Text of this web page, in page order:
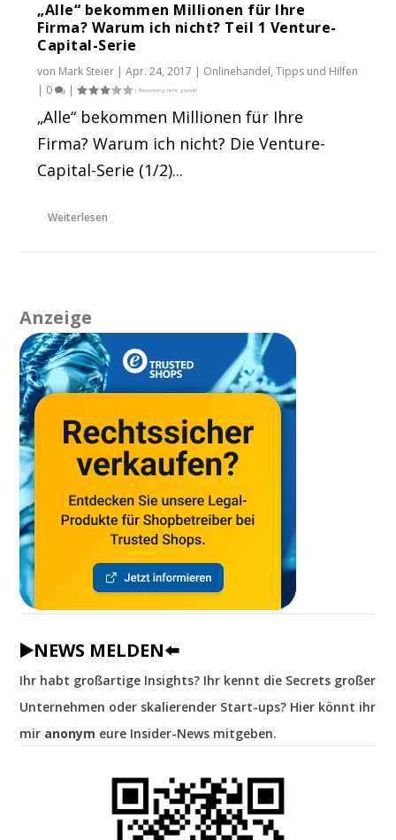
„Alle“ bekommen Millionen für Ihre
Firma? Warum ich nicht? Teil 1 Venture-
Capital-Serie
von Mark Steier |Apr. 24, 2017 | Onlinehandel,Tipps und Hilfen
| 0 |
„Alle“ bekommen Millionen für Ihre
Firma? Warum ich nicht? Die Venture-
Capital-Serie (1/2)...
Weiterlesen
Anzeige
▶️NEWS MELDEN⬅️
Ihr habt großartige Insights? Ihr kennt die Secrets großer
Unternehmen oder skalierender Start-ups? Hier könnt ihr
mir anonym eure Insider-News mitgeben.